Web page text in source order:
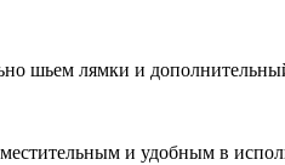
шьем лямки и
и удобным в